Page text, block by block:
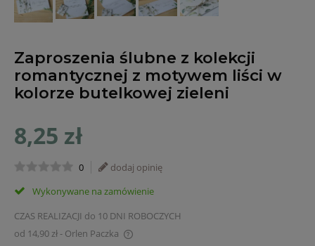
Zaproszenia ślubne z kolekcji
romantycznej z motywem liści w
kolorze butelkowej zieleni
8,25 zł
0
dodaj opinię
Wykonywane na zamówienie
CZAS REALIZACJI do 10 DNI ROBOCZYCH
od 14,90 zł- Orlen Paczka
Cena nie zawiera ewentualnych kosztów płatności